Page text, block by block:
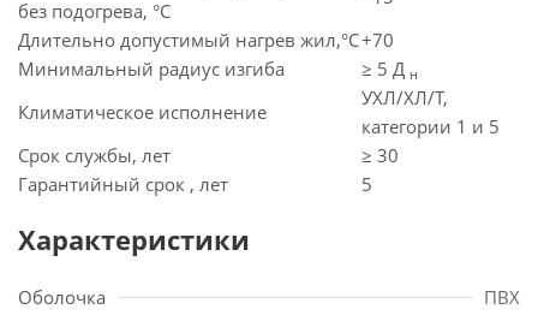
без подогрева, °C
Длительно допустимый нагрев жил,°C+70
Минимальный радиус изгиба
≥ 5 Д н
Климатическое исполнение
УХЛ/ХЛ/Т,
категории 1 и 5
Срок службы, лет
≥ 30
Гарантийный срок , лет
5
Характеристики
Оболочка
ПВХ